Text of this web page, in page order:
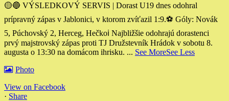
🟡🔵 VÝSLEDKOVÝ SERVIS | Dorast U19 dnes odohral
prípravný zápas v Jablonici, v ktorom zvíťazil 1:9.⚽️ Góly: Novák
5, Púchovský 2, Herceg, Hečkoℹ️ Najbližšie odohrajú dorastenci
prvý majstrovský zápas proti TJ Družstevník Hrádok v sobotu 8.
augusta o 13:30 na domácom ihrisku. ... See MoreSee Less
Photo
View on Facebook
· Share